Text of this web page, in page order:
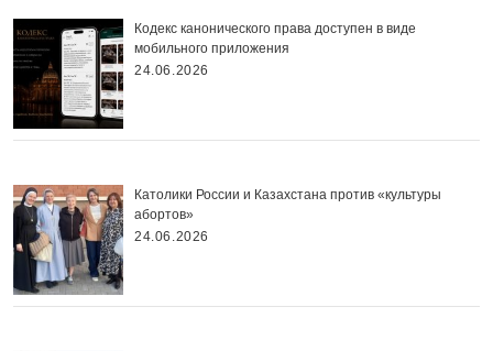
Кодекс канонического права доступен в виде
мобильного приложения
24.06.2026
Католики России и Казахстана против «культуры
абортов»
24.06.2026